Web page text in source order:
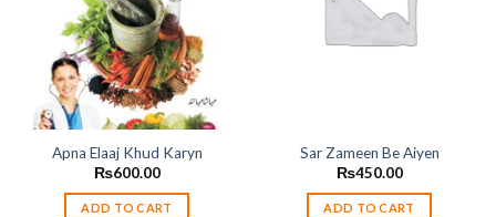
Apna Elaaj Khud Karyn
₨600.00
ADD TO CART
Sar Zameen Be Aiyen
₨450.00
ADD TO CART